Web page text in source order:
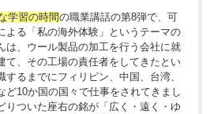
学習の時間の職業講話の第8弾で、可
よる「私の海外体験」というテーマの
は、ウール製品の加工を行う会社に就
て、その工場の責任者をしてきたとい
するまでにフィリピン、中国、台湾、
ど10か国の国々で仕事をされてきまし
りついた座右の銘が「広く・遠く・ゆ